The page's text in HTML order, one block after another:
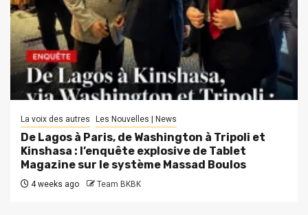
La voix des autres Les Nouvelles | News
De Lagos à Paris, de Washington à Tripoli et
Kinshasa : l’enquête explosive de Tablet
Magazine sur le système Massad Boulos
4 weeks ago Team BKBK